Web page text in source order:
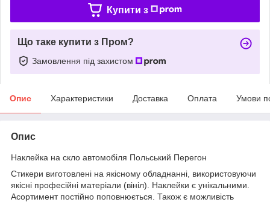
Купити з
Що таке купити з Пром?
Замовлення під захистом
Опис Характеристики Доставка Оплата Умови
Опис
Наклейка на скло автомобіля Польський Перегон
Стикери виготовлені на якісному обладнанні, використовуючи
якісні професійні матеріали (вініл). Наклейки є унікальними.
Асортимент постійно поповнюється. Також є можливість